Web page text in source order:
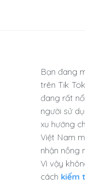
Bạn đang
trên Tik
đang rất
người sử
xu hướng
Việt Nam
nhận nồng
Vì vậy
cách kiếm